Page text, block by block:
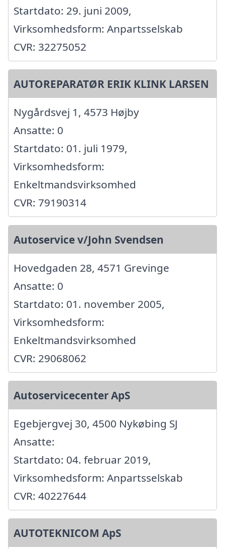
Startdato: 29. juni 2009,
Virksomhedsform: Anpartsselskab
CVR: 32275052
AUTOREPARATØR ERIK KLINK LARSEN
Nygårdsvej 1, 4573 Højby
Ansatte: 0
Startdato: 01. juli 1979,
Virksomhedsform:
Enkeltmandsvirksomhed
CVR: 79190314
Autoservice v/John Svendsen
Hovedgaden 28, 4571 Grevinge
Ansatte: 0
Startdato: 01. november 2005,
Virksomhedsform:
Enkeltmandsvirksomhed
CVR: 29068062
Autoservicecenter ApS
Egebjergvej 30, 4500 Nykøbing SJ
Ansatte:
Startdato: 04. februar 2019,
Virksomhedsform: Anpartsselskab
CVR: 40227644
AUTOTEKNICOM ApS